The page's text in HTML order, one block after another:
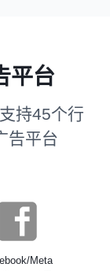
平台
持45个行
告平台
Meta